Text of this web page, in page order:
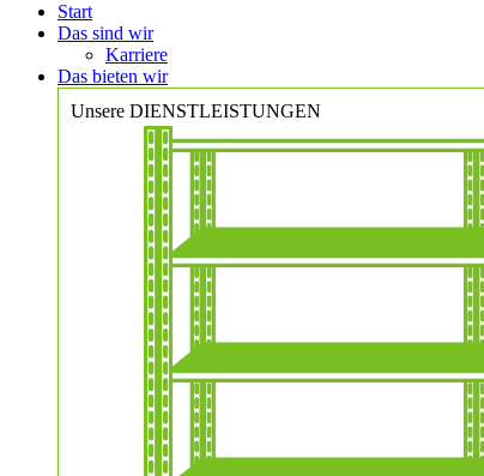
Start
Das sind wir
Karriere
Das bieten wir
Unsere DIENSTLEISTUNGEN